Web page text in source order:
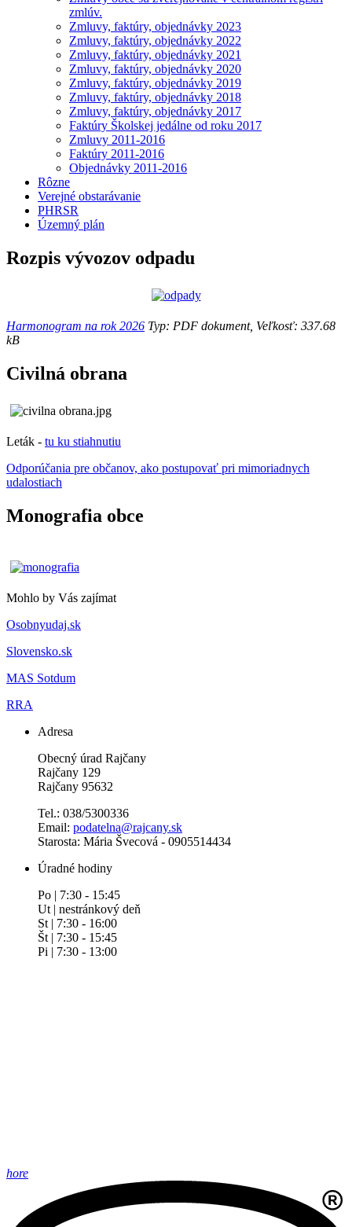
zmlúv.
Zmluvy, faktúry, objednávky 2023
Zmluvy, faktúry, objednávky 2022
Zmluvy, faktúry, objednávky 2021
Zmluvy, faktúry, objednávky 2020
Zmluvy, faktúry, objednávky 2019
Zmluvy, faktúry, objednávky 2018
Zmluvy, faktúry, objednávky 2017
Faktúry Školskej jedálne od roku 2017
Zmluvy 2011-2016
Faktúry 2011-2016
Objednávky 2011-2016
Rôzne
Verejné obstarávanie
PHRSR
Územný plán
Rozpis vývozov odpadu
Harmonogram na rok 2026 Typ: PDF dokument, Veľkosť: 337.68
kB
Civilná obrana
Leták - tu ku stiahnutiu
Odporúčania pre občanov, ako postupovať pri mimoriadnych
udalostiach
Monografia obce
Mohlo by Vás zajímat
Osobnyudaj.sk
Slovensko.sk
MAS Sotdum
RRA
Adresa
Obecný úrad Rajčany
Rajčany 129
Rajčany 95632
Tel.: 038/5300336
Email: podatelna@rajcany.sk
Starosta: Mária Švecová - 0905514434
Úradné hodiny
Po | 7:30 - 15:45
Ut | nestránkový deň
St | 7:30 - 16:00
Št | 7:30 - 15:45
Pi | 7:30 - 13:00
hore